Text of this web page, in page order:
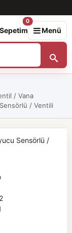
Sepetim
0
Menü
/ Vana
/ Ventili